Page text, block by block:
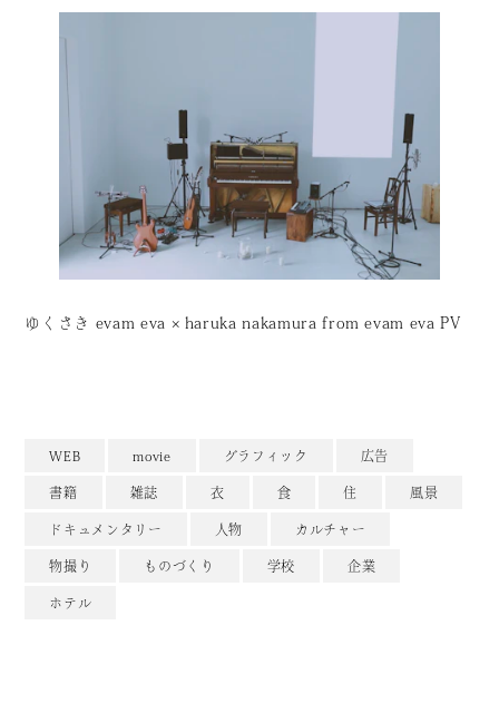
ゆくさき evam eva × haruka nakamura from evam eva PV
WEB movie グラフィック 広告
書籍 雑誌 衣 食 住 風景
ドキュメンタリー 人物 カルチャー
物撮り ものづくり 学校 企業
ホテル